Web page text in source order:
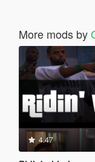
More mods by
4.47